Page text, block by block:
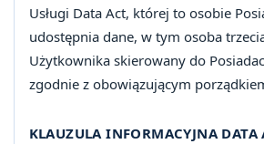
Usługi Data Act, której to osobie
udostępnia dane, w tym osoba
Użytkownika skierowany do
zgodnie z obowiązującym
KLAUZULA INFORMACYJNA DATA